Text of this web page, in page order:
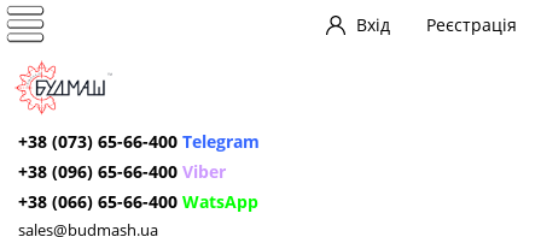
Вхід Реєстрація
+38 (073) 65-66-400 Telegram
+38 (096) 65-66-400 Viber
+38 (066) 65-66-400 WatsApp
sales@budmash.ua